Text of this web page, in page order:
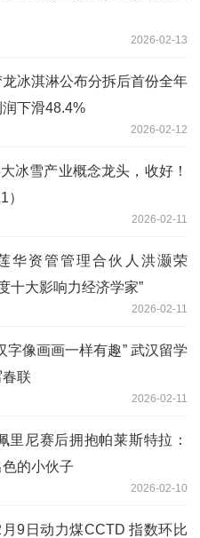
2026-02-13
冰淇淋公布分拆后首份全年
下滑48.4%
2026-02-12
冰雪产业概念龙头，收好！
）
2026-02-11
华资管管理合伙人洪灏荣
十大影响力经济学家”
2026-02-11
字像画画一样有趣” 武汉留学
联
2026-02-11
里尼赛后拥抱帕莱斯特拉：
的小伙子
2026-02-10
9日动力煤CCTD 指数环比